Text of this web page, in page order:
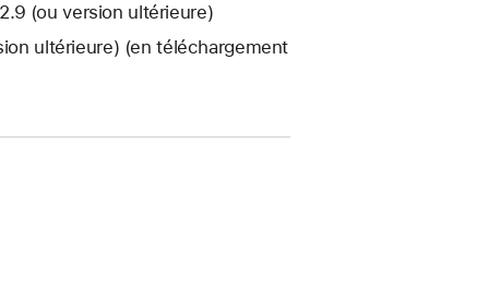
(ou version ultérieure)
ultérieure) (en téléchargement